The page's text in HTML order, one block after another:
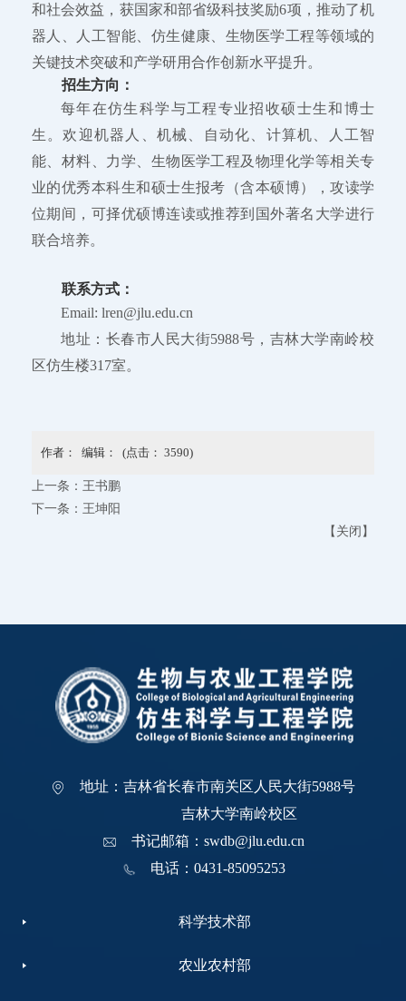
和社会效益，获国家和部省级科技奖励6项，推动了机
器人、人工智能、仿生健康、生物医学工程等领域的
关键技术突破和产学研用合作创新水平提升。
招生方向：
每年在仿生科学与工程专业招收硕士生和博士
生。欢迎机器人、机械、自动化、计算机、人工智
能、材料、力学、生物医学工程及物理化学等相关专
业的优秀本科生和硕士生报考（含本硕博），攻读学
位期间，可择优硕博连读或推荐到国外著名大学进行
联合培养。
联系方式：
Email: lren@jlu.edu.cn
地址：长春市人民大街5988号，吉林大学南岭校
区仿生楼317室。
作者： 编辑： (点击： 3590)
上一条： 王书鹏
下一条： 王坤阳
【 关闭 】
地址：吉林省长春市南关区人民大街5988号
吉林大学南岭校区
书记邮箱：swdb@jlu.edu.cn
电话：0431-85095253
科学技术部
农业农村部